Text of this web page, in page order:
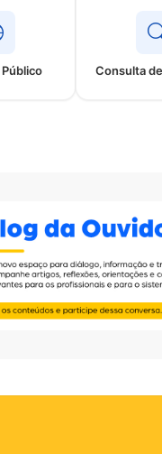
Consulta